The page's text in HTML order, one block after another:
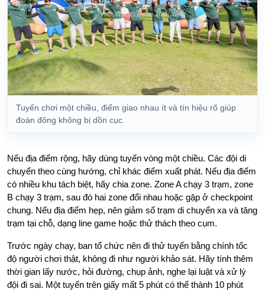
Tuyến chơi một chiều, điểm giao nhau ít và tín hiệu rõ giúp
đoàn đông không bị dồn cục.
Nếu địa điểm rộng, hãy dùng tuyến vòng một chiều. Các đội di
chuyển theo cùng hướng, chỉ khác điểm xuất phát. Nếu địa điểm
có nhiều khu tách biệt, hãy chia zone. Zone A chạy 3 trạm, zone
B chạy 3 trạm, sau đó hai zone đổi nhau hoặc gặp ở checkpoint
chung. Nếu địa điểm hẹp, nên giảm số trạm di chuyển xa và tăng
trạm tại chỗ, dạng line game hoặc thử thách theo cụm.
Trước ngày chạy, ban tổ chức nên đi thử tuyến bằng chính tốc
độ người chơi thật, không đi như người khảo sát. Hãy tính thêm
thời gian lấy nước, hỏi đường, chụp ảnh, nghe lại luật và xử lý
đội đi sai. Một tuyến trên giấy mất 5 phút có thể thành 10 phút